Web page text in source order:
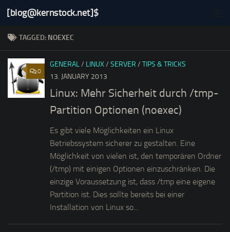
Skip to content
[blog@kernstock.net]$
TAGGED: NOEXEC
0
GENERAL/ LINUX/ SERVER / TIPS & TRICKS
13. JANUARY 2013
Linux: Mehr Sicherheit durch /tmp-
Partition Optionen (noexec)
Es gibt viele Möglichkeiten ein Linux
Betriebssystem sicherer zu gestalten. Eine
Möglichkeit von vielen ist, den temporären Ordner
(/tmp) mit einigen Optionen einzuschränken. Die
einzige Voraussetzung ist, dass /tmp eine eigene
Partition ist. Dies sollte bereits bei einer
Installation von Linux so...